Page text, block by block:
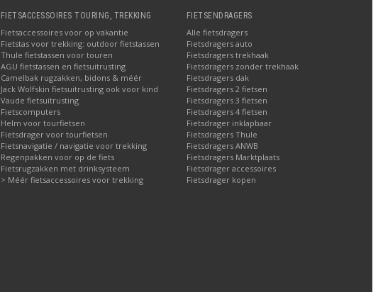
FIETSACCESSOIRES TOURING, TREKKING
Fietsaccessoires voor op vakantie
Fietstas voor trekking: outdoor fietstassen
Thule fietstassen voor touren
AGU fietstassen en fietsuitrusting
Camelbak rugzakken, bidons & méér
Jack Wolfskin fietsuitrusting ook voor kind
Vaude fietsuitrusting
Fietscomputers
Helm voor tourfietsen
Fietsdrager voor tourfietsen
Fietsnavigatie / navigatie voor trekking
Regenpakken voor op de fiets
Fietsrugzakken met drinksysteem
> Méér fietsaccessoires voor trekking
FIETSENDRAGERS
Alle fietsdragers
Fietsdragers auto
Fietsdragers trekhaak
Fietsdragers zonder trekhaak
Fietsdragers dak
Fietsdragers 2 fietsen
Fietsdragers 3 fietsen
Fietsdragers 4 fietsen
Fietsdrager inklapbaar
Fietsdragers Thule
Fietsdragers ANWB
Fietsdragers Marktplaats
Fietsdrager accessoires
Fietsdrager kopen